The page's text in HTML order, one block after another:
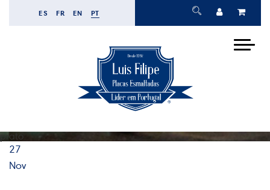
ES FR EN PT
prato
27
Nov